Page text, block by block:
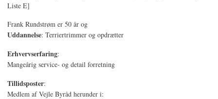
Liste E]
Frank Rundstrøm er 50 år og
Uddannelse: Terriertrimmer og opdrætter
Erhvervserfaring:
Mangeårig service- og detail forretning
Tillidsposter:
Medlem af Vejle Byråd herunder i: